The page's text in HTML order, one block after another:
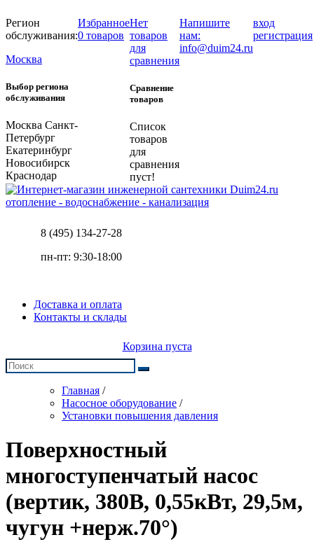
Регион
обслуживания:
Москва
Выбор региона
обслуживания
Москва Санкт-
Петербург
Екатеринбург
Новосибирск
Краснодар
Избранное
0 товаров
Нет
товаров
для
сравнения
Сравнение
товаров
Список
товаров
для
сравнения
пуст!
Напишите
нам:
info@duim24.ru
вход
регистрация
отопление - водоснабжение - канализация
8 (495) 134-27-28
пн-пт: 9:30-18:00
Доставка и оплата
Контакты и склады
Корзина пуста
Главная /
Насосное оборудование /
Установки повышения давления
Поверхностный
многоступенчатый насос
(вертик, 380В, 0,55кВт, 29,5м,
чугун +нерж.70°)